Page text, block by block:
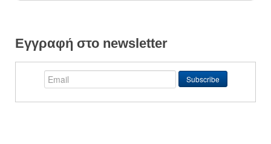
Εγγραφή στο newsletter